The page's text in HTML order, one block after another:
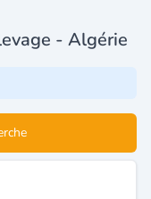
- Algérie